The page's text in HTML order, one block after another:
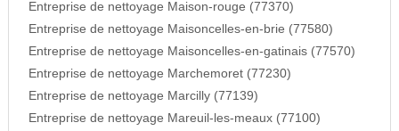
Entreprise de nettoyage Maison-rouge (77370)
Entreprise de nettoyage Maisoncelles-en-brie (77580)
Entreprise de nettoyage Maisoncelles-en-gatinais (77570)
Entreprise de nettoyage Marchemoret (77230)
Entreprise de nettoyage Marcilly (77139)
Entreprise de nettoyage Mareuil-les-meaux (77100)